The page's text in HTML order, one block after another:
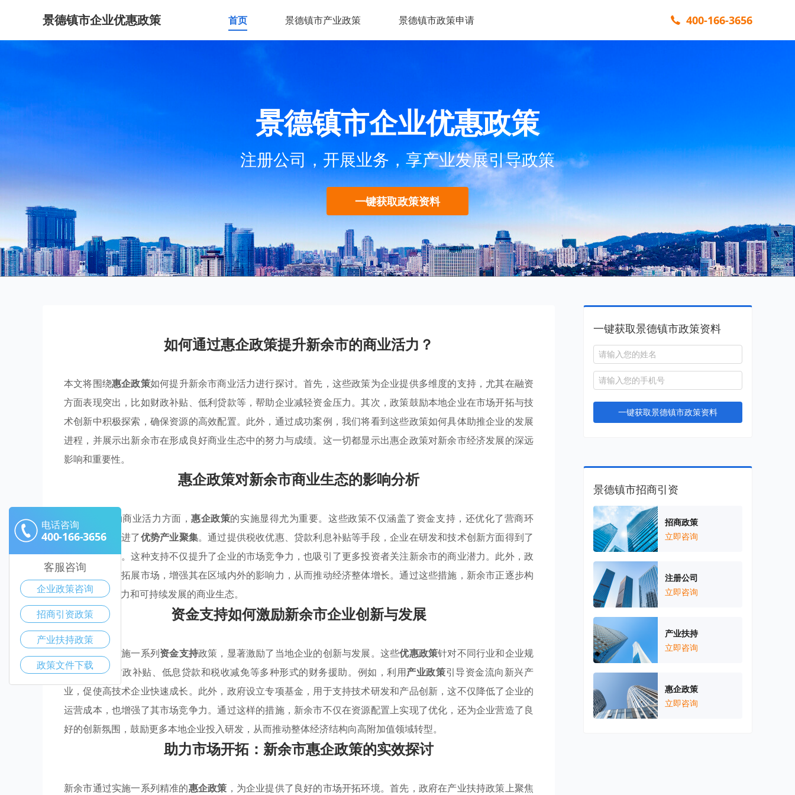
景德镇市企业优惠政策 首页 景德镇市产业政策 景德镇市政策申请 400-166-3656
景德镇市企业优惠政策
注册公司，开展业务，享产业发展引导政策
一键获取政策资料
如何通过惠企政策提升新余市的商业活力？
本文将围绕惠企政策如何提升新余市商业活力进行探讨。首先，这些政策为企业提供多维度的支持，尤其在融资
方面表现突出，比如财政补贴、低利贷款等，帮助企业减轻资金压力。其次，政策鼓励本地企业在市场开拓与技
术创新中积极探索，确保资源的高效配置。此外，通过成功案例，我们将看到这些政策如何具体助推企业的发展
进程，并展示出新余市在形成良好商业生态中的努力与成绩。这一切都显示出惠企政策对新余市经济发展的深远
影响和重要性。
惠企政策对新余市商业生态的影响分析
新余市在推动商业活力方面，惠企政策的实施显得尤为重要。这些政策不仅涵盖了资金支持，还优化了营商环
境，进一步促进了优势产业聚集。通过提供税收优惠、贷款利息补贴等手段，企业在研发和技术创新方面得到了
实质性的激励。这种支持不仅提升了企业的市场竞争力，也吸引了更多投资者关注新余市的商业潜力。此外，政
策还鼓励企业拓展市场，增强其在区域内外的影响力，从而推动经济整体增长。通过这些措施，新余市正逐步构
建一个充满活力和可持续发展的商业生态。
资金支持如何激励新余市企业创新与发展
新余市通过实施一系列资金支持政策，显著激励了当地企业的创新与发展。这些优惠政策针对不同行业和企业规
模，提供了财政补贴、低息贷款和税收减免等多种形式的财务援助。例如，利用产业政策引导资金流向新兴产
业，促使高技术企业快速成长。此外，政府设立专项基金，用于支持技术研发和产品创新，这不仅降低了企业的
运营成本，也增强了其市场竞争力。通过这样的措施，新余市不仅在资源配置上实现了优化，还为企业营造了良
好的创新氛围，鼓励更多本地企业投入研发，从而推动整体经济结构向高附加值领域转型。
助力市场开拓：新余市惠企政策的实效探讨
新余市通过实施一系列精准的惠企政策 ，为企业提供了良好的市场开拓环境。首先，政府在产业扶持政策上聚焦
一键获取景德镇市政策资料
一键获取景德镇市政策资料
景德镇市招商引资
招商政策
立即咨询
注册公司
立即咨询
产业扶持
立即咨询
惠企政策
立即咨询
电话咨询
400-166-3656
客服咨询
企业政策咨询
招商引资政策
产业扶持政策
政策文件下载